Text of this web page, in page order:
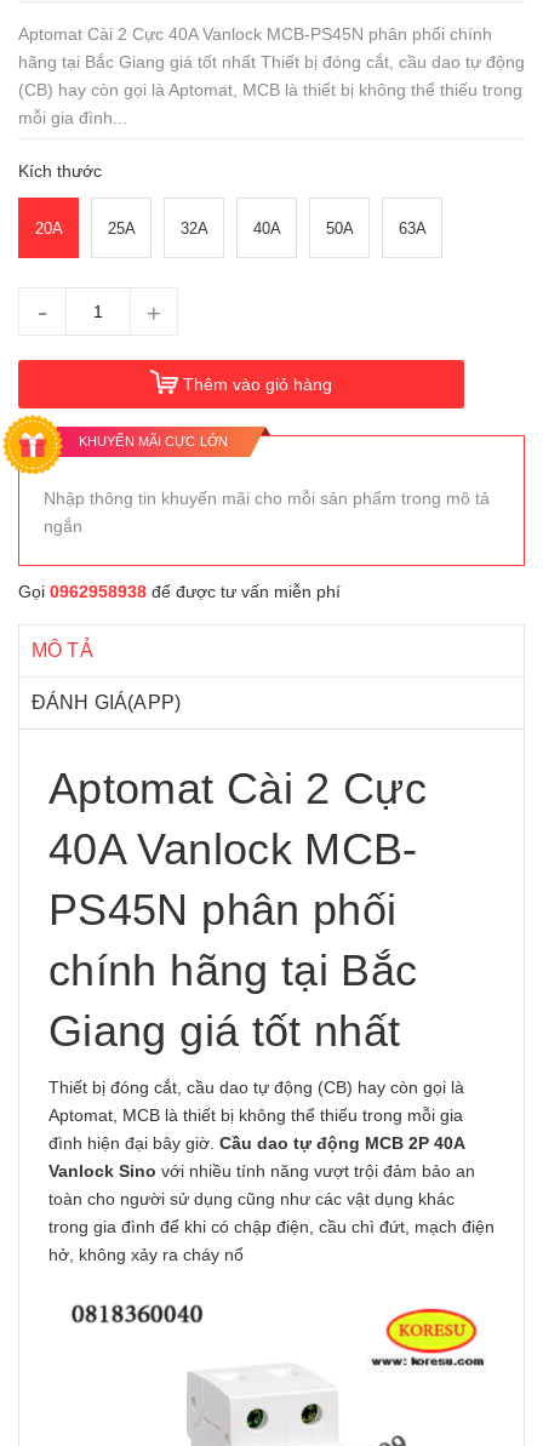
Aptomat Cài 2 Cực 40A Vanlock MCB-PS45N phân phối chính
hãng tại Bắc Giang giá tốt nhất Thiết bị đóng cắt, cầu dao tự động
(CB) hay còn gọi là Aptomat, MCB là thiết bị không thể thiếu trong
mỗi gia đình...
Kích thước
20A 25A 32A 40A 50A 63A
- +
Thêm vào giỏ hàng
KHUYẾN MÃI CỰC LỚN
Nhập thông tin khuyến mãi cho mỗi sản phẩm trong mô tả
ngắn
Gọi 0962958938 để được tư vấn miễn phí
MÔ TẢ
ĐÁNH GIÁ(APP)
Aptomat Cài 2 Cực
40A Vanlock MCB-
PS45N phân phối
chính hãng tại Bắc
Giang giá tốt nhất
Thiết bị đóng cắt, cầu dao tự động (CB) hay còn gọi là
Aptomat, MCB là thiết bị không thể thiếu trong mỗi gia
đình hiện đại bây giờ. Cầu dao tự động MCB 2P 40A
Vanlock Sino với nhiều tính năng vượt trội đảm bảo an
toàn cho người sử dụng cũng như các vật dụng khác
trong gia đình để khi có chập điện, cầu chì đứt, mạch điện
hở, không xảy ra cháy nổ